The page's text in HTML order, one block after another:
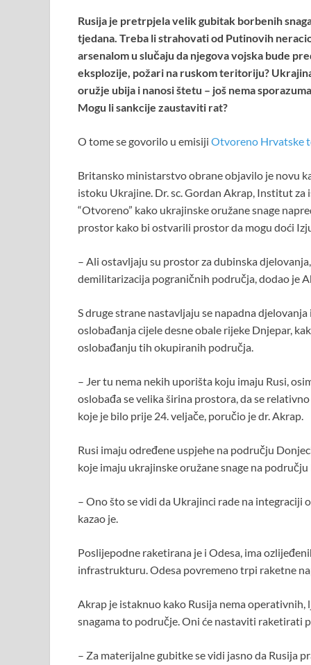
Rusija je pretrpjela velik gubitak borbenih
tjedana. Treba li strahovati od Putinovih
arsenalom u slučaju da njegova vojska bude
eksplozije, požari na ruskom teritoriju?
oružje ubija i nanosi štetu – još nema
Mogu li sankcije zaustaviti rat?
O tome se govorilo u emisiji Otvoreno Hrvatske
Britansko ministarstvo obrane objavilo je novu
istoku Ukrajine. Dr. sc. Gordan Akrap, Institut
“Otvoreno” kako ukrajinske oružane snage
prostor kako bi ostvarili prostor da mogu doći
– Ali ostavljaju su prostor za dubinska
demilitarizacija pograničnih područja, dodao je
S druge strane nastavljaju se napadna
oslobađanja cijele desne obale rijeke Dnjepar,
oslobađanju tih okupiranih područja.
– Jer tu nema nekih uporišta koju imaju Rusi,
oslobađa se velika širina prostora, da se
koje je bilo prije 24. veljače, poručio je dr. Akrap.
Rusi imaju određene uspjehe na području
koje imaju ukrajinske oružane snage na
– Ono što se vidi da Ukrajinci rade na integraciji
kazao je.
Poslijepodne raketirana je i Odesa, ima
infrastrukturu. Odesa povremeno trpi raketne
Akrap je istaknuo kako Rusija nema
snagama to područje. Oni će nastaviti raketirati
– Za materijalne gubitke se vidi jasno da Rusija